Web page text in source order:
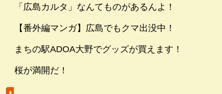
「広島カルタ」なんてものがあるんよ！
【番外編マンガ】広島でもクマ出没中！
まちの駅ADOA大野でグッズが買えます！
桜が満開だ！